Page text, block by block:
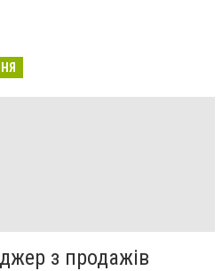
з продажів